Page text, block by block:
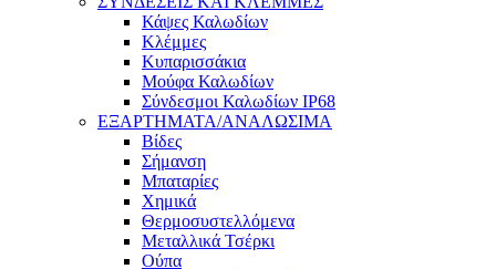
Κάψες Καλωδίων
Κλέμμες
Κυπαρισσάκια
Μούφα Καλωδίων
Σύνδεσμοι Καλωδίων IP68
ΕΞΑΡΤΗΜΑΤΑ/ΑΝΑΛΩΣΙΜΑ
Βίδες
Σήμανση
Μπαταρίες
Χημικά
Θερμοσυστελλόμενα
Μεταλλικά Τσέρκι
Ούπα